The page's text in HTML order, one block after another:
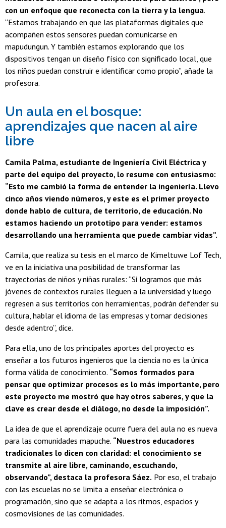
con un enfoque que reconecta con la tierra y la lengua.
“Estamos trabajando en que las plataformas digitales que
acompañen estos sensores puedan comunicarse en
mapudungun. Y también estamos explorando que los
dispositivos tengan un diseño físico con significado local, que
los niños puedan construir e identificar como propio”, añade la
profesora.
Un aula en el bosque:
aprendizajes que nacen al aire
libre
Camila Palma, estudiante de Ingeniería Civil Eléctrica y
parte del equipo del proyecto, lo resume con entusiasmo:
“Esto me cambió la forma de entender la ingeniería. Llevo
cinco años viendo números, y este es el primer proyecto
donde hablo de cultura, de territorio, de educación. No
estamos haciendo un prototipo para vender: estamos
desarrollando una herramienta que puede cambiar vidas”.
Camila, que realiza su tesis en el marco de Kimeltuwe Lof Tech,
ve en la iniciativa una posibilidad de transformar las
trayectorias de niños y niñas rurales: “Si logramos que más
jóvenes de contextos rurales lleguen a la universidad y luego
regresen a sus territorios con herramientas, podrán defender su
cultura, hablar el idioma de las empresas y tomar decisiones
desde adentro”, dice.
Para ella, uno de los principales aportes del proyecto es
enseñar a los futuros ingenieros que la ciencia no es la única
forma válida de conocimiento. “Somos formados para
pensar que optimizar procesos es lo más importante, pero
este proyecto me mostró que hay otros saberes, y que la
clave es crear desde el diálogo, no desde la imposición”.
La idea de que el aprendizaje ocurre fuera del aula no es nueva
para las comunidades mapuche. “Nuestros educadores
tradicionales lo dicen con claridad: el conocimiento se
transmite al aire libre, caminando, escuchando,
observando”, destaca la profesora Sáez. Por eso, el trabajo
con las escuelas no se limita a enseñar electrónica o
programación, sino que se adapta a los ritmos, espacios y
cosmovisiones de las comunidades.